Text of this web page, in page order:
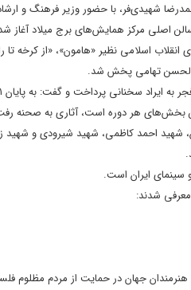
با اجرای محمدرضا شهیدی‌فر، با حضور
اصلی مرکز همایش‌های برج میلاد آغاز
انقلاب اسلامی نظیر «هامون»، «از
شهید احمد کاظمی، شهید شیرودی و شهید
سینمای ایران است.
شدند:
جهان در حمایت از مردم